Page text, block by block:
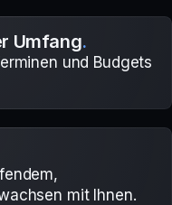
Umfang.
und Budgets
mit Ihnen.